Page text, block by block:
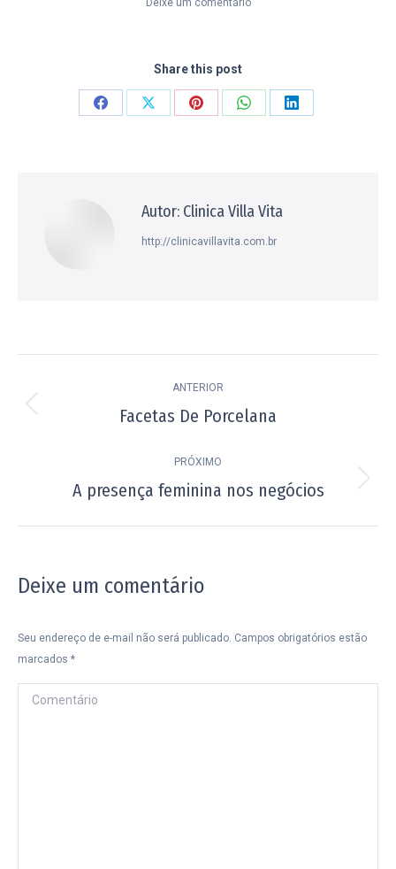
Deixe um comentário
Share this post
CompartilharCompartilharCompartilharCompartilharCompartilhar
Autor: Clinica Villa Vita
http://clinicavillavita.com.br
de
ANTERIOR
Post
Facetas De Porcelana
PRÓXIMO
Próximo
A presença feminina nos negócios
Deixe um comentário
Seu endereço de e-mail não será publicado. Campos obrigatórios estão
marcados *
Comentário